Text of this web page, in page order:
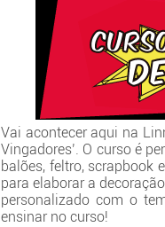
Vai acontecer aqui na
Vingadores’. O curso é
balões, feltro, scrapbook
para elaborar a
personalizado com o
ensinar no curso!